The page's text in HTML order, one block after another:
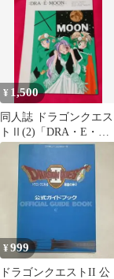
¥ 1,500
同人誌 ドラゴンクエス
トⅡ(2)「DRA・E・
MOON」コゲどんぼ
¥999
ドラゴンクエストII 公